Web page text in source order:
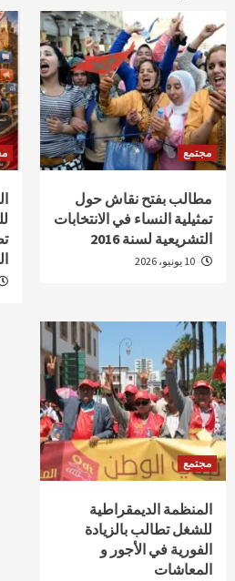
مجتمع
مطالب بفتح نقاش حول
تمثيلية النساء في الانتخابات
التشريعية لسنة 2016
مجتمع
المنظمة الديمقراطية
للشغل تطالب بالزيادة
الفورية في الأجور و
المعاشات